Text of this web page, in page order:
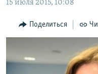
Вернутся
11 ЛЕТ ОККУПАЦИИ
ЕЩЕ
ИНТЕРАКТИВ
ТЕЛЕПРОЕКТ
РАДІО СВОБОДА
КАК ОБОЙТИ
15 июля 2015, 10:08
Поделиться